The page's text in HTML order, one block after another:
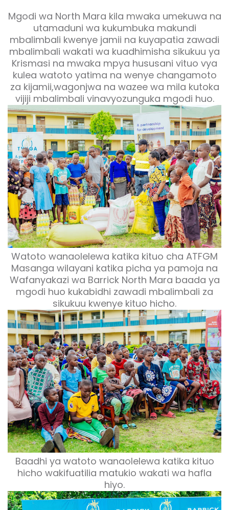
Mgodi wa North Mara kila mwaka umekuwa na
utamaduni wa kukumbuka makundi
mbalimbali kwenye jamii na kuyapatia zawadi
mbalimbali wakati wa kuadhimisha sikukuu ya
Krismasi na mwaka mpya hususani vituo vya
kulea watoto yatima na wenye changamoto
za kijamii,wagonjwa na wazee wa mila kutoka
vijiji mbalimbali vinavyozunguka mgodi huo.
Watoto wanaolelewa katika kituo cha ATFGM
Masanga wilayani katika picha ya pamoja na
Wafanyakazi wa Barrick North Mara baada ya
mgodi huo kukabidhi zawadi mbalimbali za
sikukuu kwenye kituo hicho.
Baadhi ya watoto wanaolelewa katika kituo
hicho wakifuatilia matukio wakati wa hafla
hiyo.